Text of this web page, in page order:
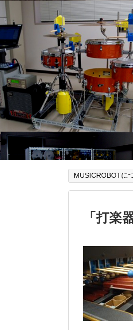
MUSICROBOTに
「打楽